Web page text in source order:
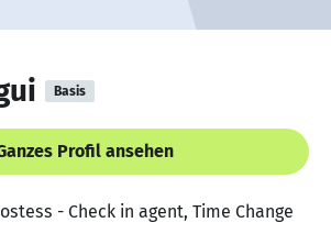
Basis
Profil ansehen
- Check in agent, Time Change